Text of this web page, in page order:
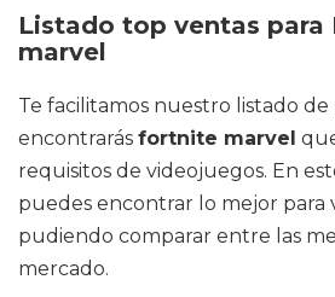
Listado top ventas para
marvel
Te facilitamos nuestro listado
encontrarás fortnite marvel
requisitos de videojuegos. En
puedes encontrar lo mejor para
pudiendo comparar entre las
mercado.